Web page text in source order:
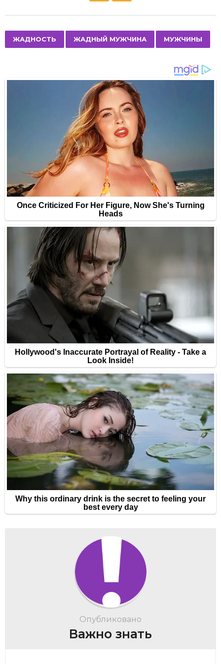
P
a
i
ЖАДНОСТЬ ЖАДНЫЙ МУЖЧИНА МУЖЧИНЫ
Опубликовано
Важно знать